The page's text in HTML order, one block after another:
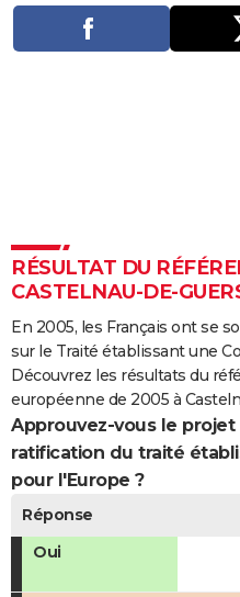
Destinations
Voyage nature
Voyage de noces
Dictionnaire
Biographies
Citations
Expressions
Proverbes
PROGRAMME TV
COPAINS D'AVANT
S'inscrire
Se connecter
Lycées
Collèges
Primaires
Universités
Entreprises
Service militaire
Avis de recherche
AVIS DE DÉCÈS
FORUM
Bricolage
Lifestyle
Culture
Sport
Auto
Television
Voyage
Cinema
RÉSULTAT DU
CASTELNAU-DE-
En 2005, les Français ont se
sur le Traité établissant une
Découvrez les résultats du
européenne de 2005 à
Approuvez-vous le
ratification du traité
pour l'Europe ?
Réponse
Oui